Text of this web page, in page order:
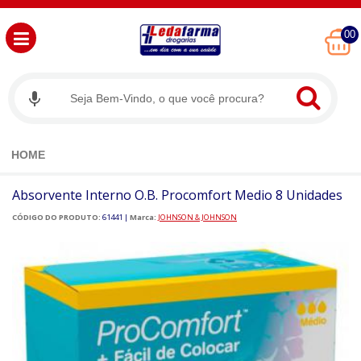
00
HOME
Absorvente Interno O.B. Procomfort Medio 8 Unidades
CÓDIGO DO PRODUTO: 61441 | Marca: JOHNSON & JOHNSON